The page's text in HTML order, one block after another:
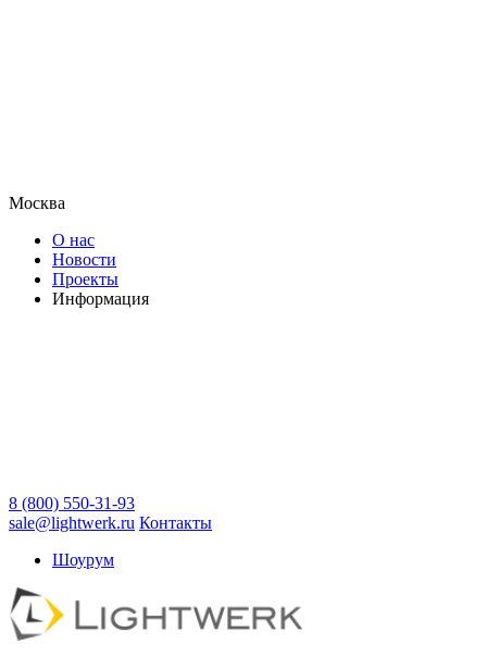
Москва
О нас
Новости
Проекты
Информация
8 (800) 550-31-93
sale@lightwerk.ru Контакты
Шоурум